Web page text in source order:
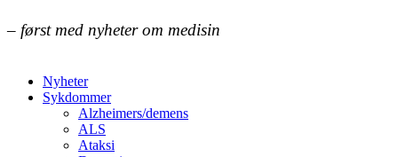
– først med nyheter om medisin
Nyheter
Sykdommer
Alzheimers/demens
ALS
Ataksi